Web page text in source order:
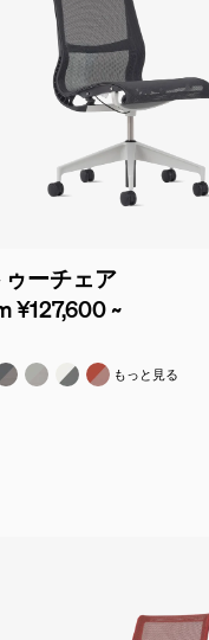
ーチェア
¥127,600 ~
ァイト & グラファイト
ーボン & カーボン
ミネラル & ミネラル
スタジオホワイト
ディップドイ
もっと見る